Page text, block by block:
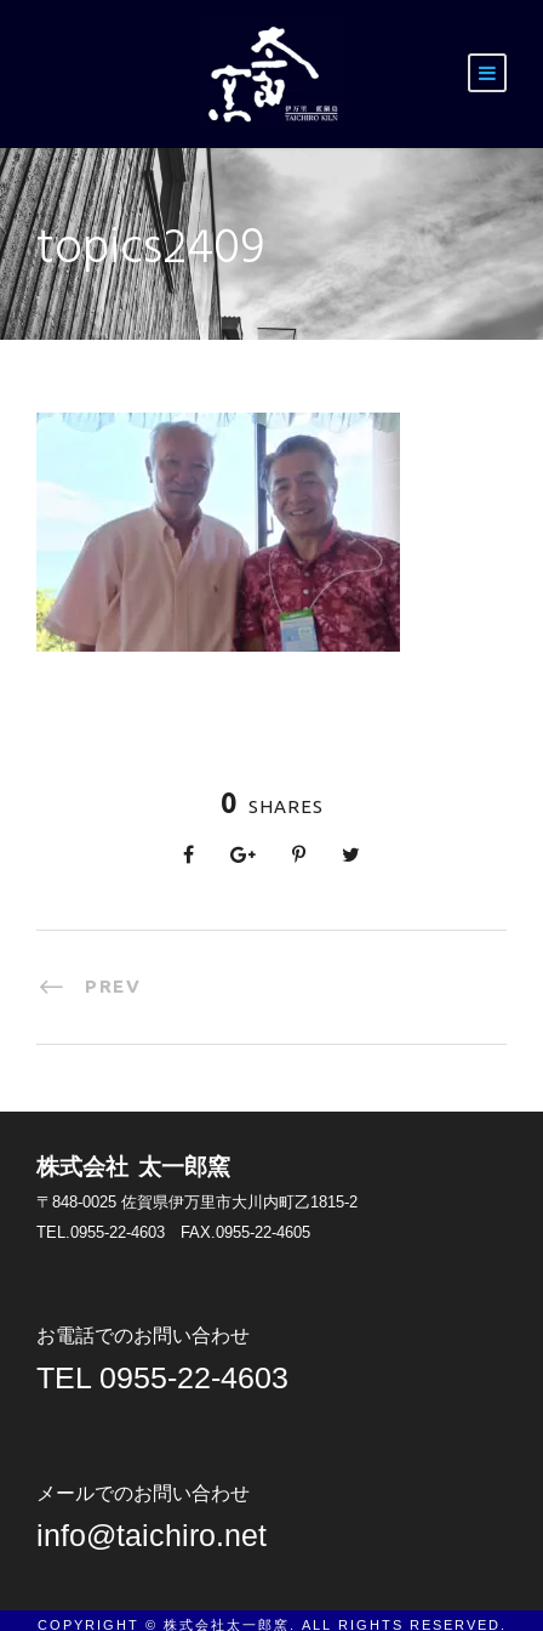
topics2409
0 SHARES
PREV
株式会社 太一郎窯
〒848-0025 佐賀県伊万里市大川内町乙1815-2
TEL.0955-22-4603 FAX.0955-22-4605
お電話でのお問い合わせ
TEL 0955-22-4603
メールでのお問い合わせ
info@taichiro.net
COPYRIGHT © 株式会社太一郎窯. ALL RIGHTS RESERVED.